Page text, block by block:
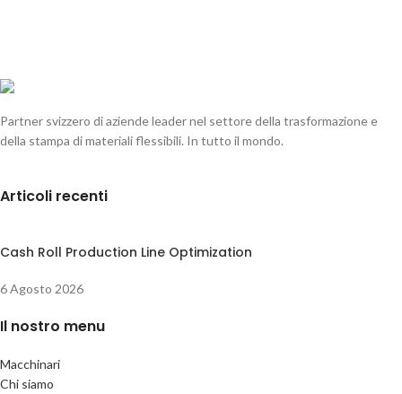
Partner svizzero di aziende leader nel settore della trasformazione e
della stampa di materiali flessibili. In tutto il mondo.
Articoli recenti
Cash Roll Production Line Optimization
6 Agosto 2026
Il nostro menu
Macchinari
Chi siamo